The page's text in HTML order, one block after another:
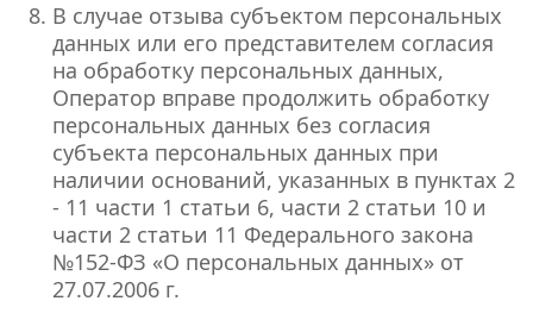
В случае отзыва субъектом персональных
данных или его представителем согласия
на обработку персональных данных,
Оператор вправе продолжить обработку
персональных данных без согласия
субъекта персональных данных при
наличии оснований, указанных в пунктах 2
- 11 части 1 статьи 6, части 2 статьи 10 и
части 2 статьи 11 Федерального закона
№152-ФЗ «О персональных данных» от
27.07.2006 г.